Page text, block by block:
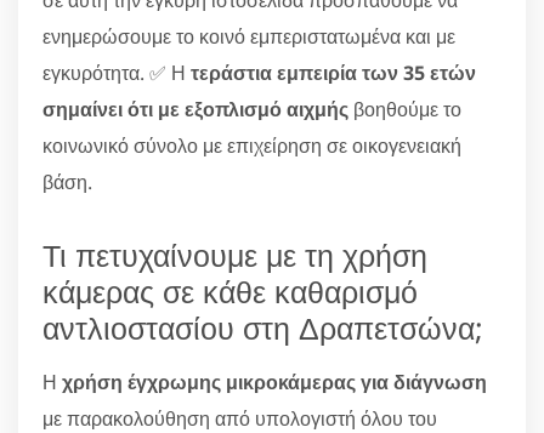
ενημερώσουμε το κοινό εμπεριστατωμένα και με
εγκυρότητα. ✅ Η τεράστια εμπειρία των 35 ετών
σημαίνει ότι με εξοπλισμό αιχμής βοηθούμε το
κοινωνικό σύνολο με επιχείρηση σε οικογενειακή
βάση.
Τι πετυχαίνουμε με τη χρήση
κάμερας σε κάθε καθαρισμό
αντλιοστασίου στη Δραπετσώνα;
Η χρήση έγχρωμης μικροκάμερας για διάγνωση
με παρακολούθηση από υπολογιστή όλου του